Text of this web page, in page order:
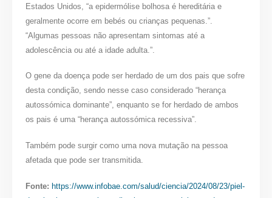
Estados Unidos, “a epidermólise bolhosa é hereditária e
geralmente ocorre em bebés ou crianças pequenas.”.
“Algumas pessoas não apresentam sintomas até a
adolescência ou até a idade adulta.”.
O gene da doença pode ser herdado de um dos pais que sofre
desta condição, sendo nesse caso considerado “herança
autossómica dominante”, enquanto se for herdado de ambos
os pais é uma “herança autossómica recessiva”.
Também pode surgir como uma nova mutação na pessoa
afetada que pode ser transmitida.
Fonte: https://www.infobae.com/salud/ciencia/2024/08/23/piel-